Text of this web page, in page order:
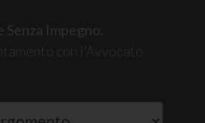
Senza Impegno.
con l'Avvocato